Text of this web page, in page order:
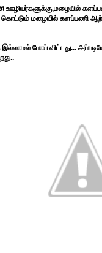
ஊழியர்களுக்கு,மழையில்
மழையில் களப்பணி
போய் விட்டது...